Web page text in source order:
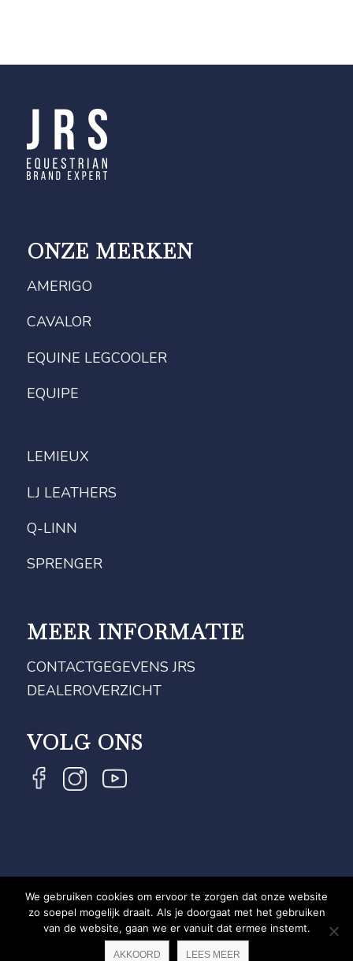
ONZE MERKEN
AMERIGO
CAVALOR
EQUINE LEGCOOLER
EQUIPE
LEMIEUX
LJ LEATHERS
Q-LINN
SPRENGER
MEER INFORMATIE
CONTACTGEGEVENS JRS
DEALEROVERZICHT
VOLG ONS
COPYRIGHT JRS - EQUESTRIAN BRAND EXPERT -
PRIVACYVERKLARING
WEBSITE DOOR NEWMORE
We gebruiken cookies om ervoor te zorgen dat onze website
zo soepel mogelijk draait. Als je doorgaat met het gebruiken
van de website, gaan we er vanuit dat ermee instemt.
AKKOORD LEES MEER